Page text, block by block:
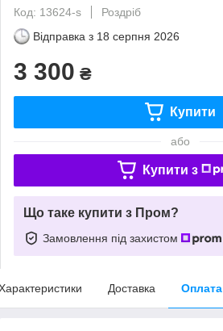
Код: 13624-s
Роздріб
Відправка з 18 серпня 2026
3 300 ₴
Купити
або
Купити з
Що таке купити з Пром?
Замовлення під захистом
Доставка Оплата